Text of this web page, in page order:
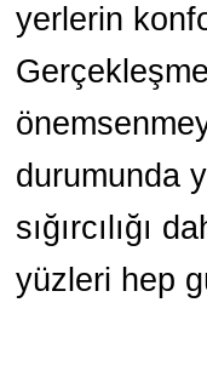
yerlerin
durumunda
sığırcılığı
yüzleri hep